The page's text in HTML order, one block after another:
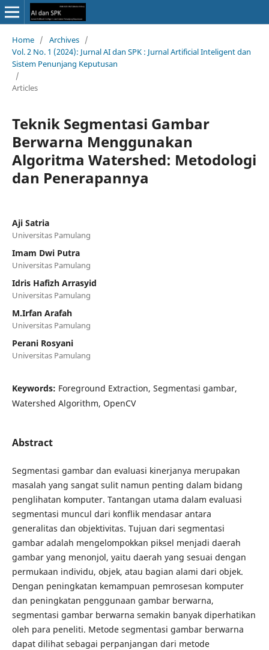
Home / Archives /
Vol. 2 No. 1 (2024): Jurnal AI dan SPK : Jurnal Artificial Inteligent dan
Sistem Penunjang Keputusan
/
Articles
Teknik Segmentasi Gambar
Berwarna Menggunakan
Algoritma Watershed: Metodologi
dan Penerapannya
Aji Satria
Universitas Pamulang
Imam Dwi Putra
Universitas Pamulang
Idris Hafizh Arrasyid
Universitas Pamulang
M.Irfan Arafah
Universitas Pamulang
Perani Rosyani
Universitas Pamulang
Keywords: Foreground Extraction, Segmentasi gambar,
Watershed Algorithm, OpenCV
Abstract
Segmentasi gambar dan evaluasi kinerjanya merupakan
masalah yang sangat sulit namun penting dalam bidang
penglihatan komputer. Tantangan utama dalam evaluasi
segmentasi muncul dari konflik mendasar antara
generalitas dan objektivitas. Tujuan dari segmentasi
gambar adalah mengelompokkan piksel menjadi daerah
gambar yang menonjol, yaitu daerah yang sesuai dengan
permukaan individu, objek, atau bagian alami dari objek.
Dengan peningkatan kemampuan pemrosesan komputer
dan peningkatan penggunaan gambar berwarna,
segmentasi gambar berwarna semakin banyak diperhatikan
oleh para peneliti. Metode segmentasi gambar berwarna
dapat dilihat sebagai perpanjangan dari metode